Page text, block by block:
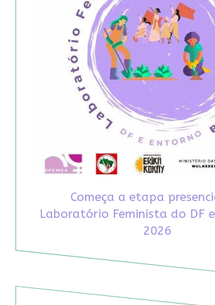
Começa a etapa
Laboratório Feminista do DF
2026